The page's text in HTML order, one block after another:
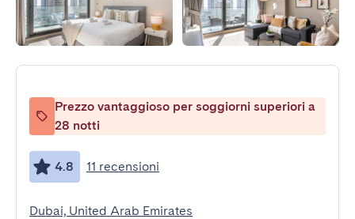
Prezzo vantaggioso per soggiorni superiori a
28 notti
4.8 11 recensioni
Dubai, United Arab Emirates